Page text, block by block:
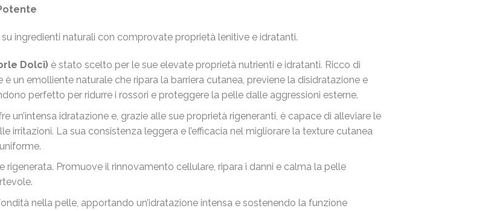
ingredienti naturali con comprovate proprietà lenitive e idratanti.
Dolci) è stato scelto per le sue elevate proprietà nutrienti e idratanti. Ricco di
è un emolliente naturale che ripara la barriera cutanea, previene la disidratazione e
perfetto per ridurre i rossori e proteggere la pelle dalle aggressioni esterne.
un’intensa idratazione e, grazie alle sue proprietà rigeneranti, è capace di alleviare le
irritazioni. La sua consistenza leggera e l’efficacia nel migliorare la texture cutanea
rigenerata. Promuove il rinnovamento cellulare, ripara i danni e calma la pelle
nella pelle, apportando un’idratazione intensa e sostenendo la funzione